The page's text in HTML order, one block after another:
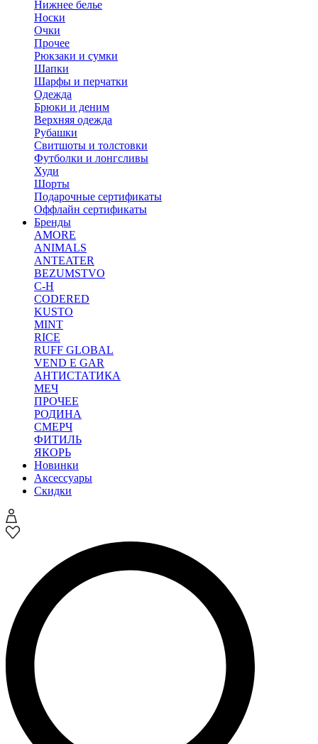
Нижнее белье
Носки
Очки
Прочее
Рюкзаки и сумки
Шапки
Шарфы и перчатки
Одежда
Брюки и деним
Верхняя одежда
Рубашки
Свитшоты и толстовки
Футболки и лонгсливы
Худи
Шорты
Подарочные сертификаты
Оффлайн сертификаты
Бренды
AMORE
ANIMALS
ANTEATER
BEZUMSTVO
C-H
CODERED
KUSTO
MINT
RICE
RUFF GLOBAL
VEND E GAR
АНТИСТАТИКА
МЕЧ
ПРОЧЕЕ
РОДИНА
СМЕРЧ
ФИТИЛЬ
ЯКОРЬ
Новинки
Аксессуары
Скидки